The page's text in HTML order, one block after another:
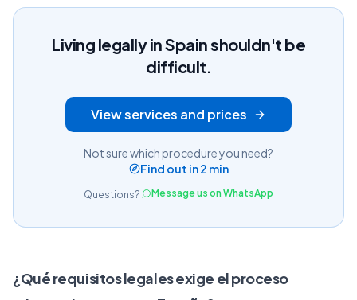
Living legally in Spain shouldn't be
difficult.
View services and prices
Not sure which procedure you need?
Find out in 2 min
Questions? Message us on WhatsApp
¿Qué requisitos legales exige el proceso